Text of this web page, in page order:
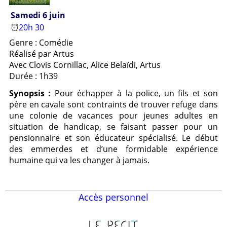
Samedi 6 juin
20h 30
Genre : Comédie
Réalisé par Artus
Avec Clovis Cornillac, Alice Belaïdi, Artus
Durée : 1h39
Synopsis : Pour échapper à la police, un fils et son
père en cavale sont contraints de trouver refuge dans
une colonie de vacances pour jeunes adultes en
situation de handicap, se faisant passer pour un
pensionnaire et son éducateur spécialisé. Le début
des emmerdes et d’une formidable expérience
humaine qui va les changer à jamais.
Accès personnel